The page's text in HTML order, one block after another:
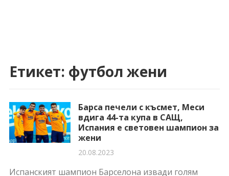
Етикет: футбол жени
Барса печели с късмет, Меси
вдига 44-та купа в САЩ,
Испания е световен шампион за
жени
20.08.2023
Испанският шампион Барселона извади голям